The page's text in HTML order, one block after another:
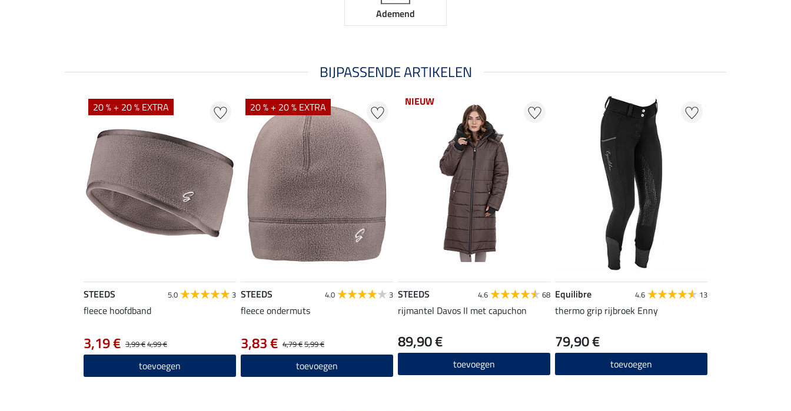
Ademend
BIJPASSENDE ARTIKELEN
20 % + 20 % EXTRA
STEEDS 5.0 3
fleece hoofdband
3,99 €4,99 €
3,19 €
toevoegen
20 % + 20 % EXTRA
STEEDS 4.0 3
fleece ondermuts
4,79 €5,99 €
3,83 €
toevoegen
NIEUW
STEEDS 4.6 68
rijmantel Davos II met capuchon
89,90 €
toevoegen
Equilibre 4.6 13
thermo grip rijbroek Enny
79,90 €
toevoegen